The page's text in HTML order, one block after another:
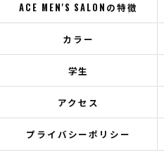
ACE MEN'S SALONの特徴
カラー
学生
アクセス
プライバシーポリシー